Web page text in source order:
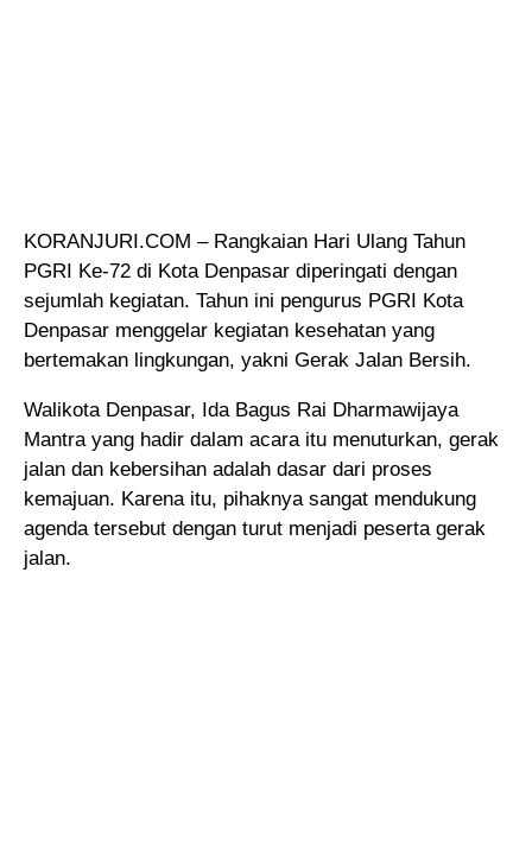
KORANJURI.COM – Rangkaian Hari Ulang Tahun
PGRI Ke-72 di Kota Denpasar diperingati dengan
sejumlah kegiatan. Tahun ini pengurus PGRI Kota
Denpasar menggelar kegiatan kesehatan yang
bertemakan lingkungan, yakni Gerak Jalan Bersih.
Walikota Denpasar, Ida Bagus Rai Dharmawijaya
Mantra yang hadir dalam acara itu menuturkan, gerak
jalan dan kebersihan adalah dasar dari proses
kemajuan. Karena itu, pihaknya sangat mendukung
agenda tersebut dengan turut menjadi peserta gerak
jalan.